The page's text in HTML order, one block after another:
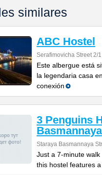
similares
ABC Hostel
Serafimovicha Street 2/
Este albergue está
la legendaria casa
conexión
3 Penguins
Basmannaya
Staraya Basmannaya
Just a 7-minute walk
this hostel features